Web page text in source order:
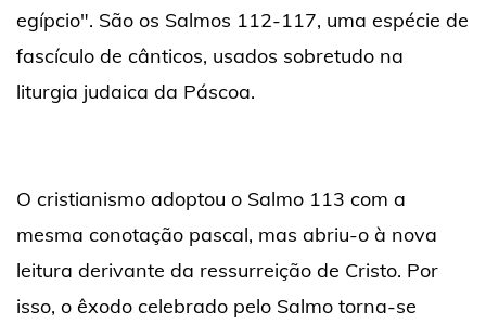
egípcio". São os Salmos 112-117, uma espécie de
fascículo de cânticos, usados sobretudo na
liturgia judaica da Páscoa.
O cristianismo adoptou o Salmo 113 com a
mesma conotação pascal, mas abriu-o à nova
leitura derivante da ressurreição de Cristo. Por
isso, o êxodo celebrado pelo Salmo torna-se